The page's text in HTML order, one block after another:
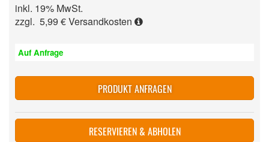
inkl. 19% MwSt.
zzgl. 5,99 €Versandkosten
Auf Anfrage
PRODUKT ANFRAGEN
RESERVIEREN & ABHOLEN